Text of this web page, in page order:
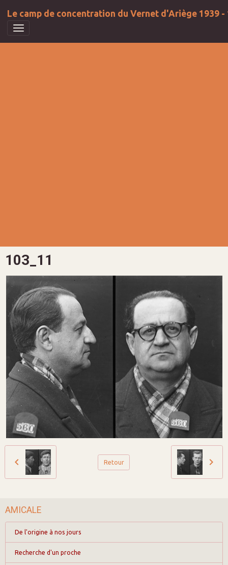
Le camp de concentration du Vernet d'Ariège 1939 -
103_11
Retour
AMICALE
De l'origine à nos jours
Recherche d'un proche